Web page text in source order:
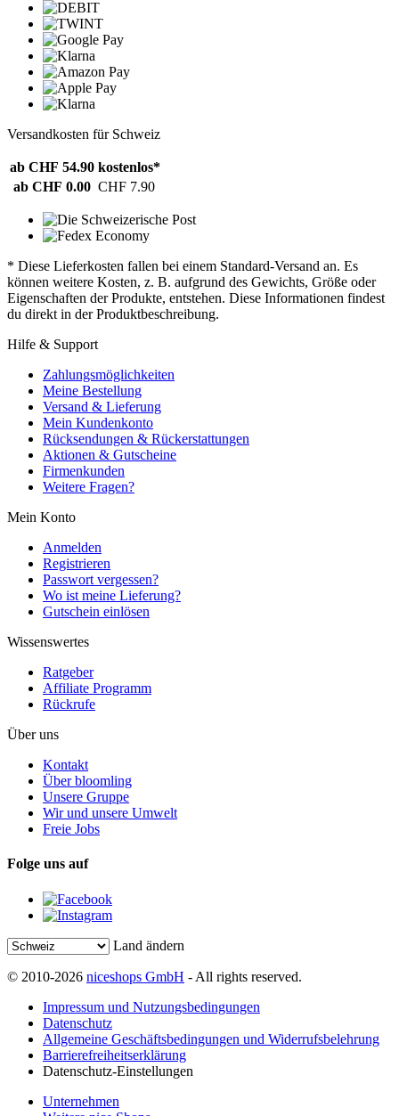
Versandkosten für Schweiz
ab CHF 54.90 kostenlos*
ab CHF 0.00 CHF 7.90
* Diese Lieferkosten fallen bei einem Standard-Versand an. Es
können weitere Kosten, z. B. aufgrund des Gewichts, Größe oder
Eigenschaften der Produkte, entstehen. Diese Informationen findest
du direkt in der Produktbeschreibung.
Hilfe & Support
Zahlungsmöglichkeiten
Meine Bestellung
Versand & Lieferung
Mein Kundenkonto
Rücksendungen & Rückerstattungen
Aktionen & Gutscheine
Firmenkunden
Weitere Fragen?
Mein Konto
Anmelden
Registrieren
Passwort vergessen?
Wo ist meine Lieferung?
Gutschein einlösen
Wissenswertes
Ratgeber
Affiliate Programm
Rückrufe
Über uns
Kontakt
Über bloomling
Unsere Gruppe
Wir und unsere Umwelt
Freie Jobs
Folge uns auf
Land ändern
© 2010-2026 niceshops GmbH - All rights reserved.
Impressum und Nutzungsbedingungen
Datenschutz
Allgemeine Geschäftsbedingungen und Widerrufsbelehrung
Barrierefreiheitserklärung
Datenschutz-Einstellungen
Unternehmen